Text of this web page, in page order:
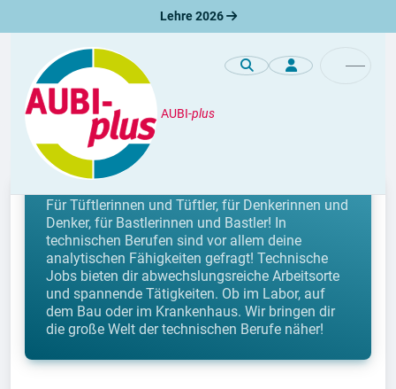
Lehre 2026
AUBI-plus
Lehrberufe
Technische Lehrberufe
Für Tüftlerinnen und Tüftler, für Denkerinnen und
Denker, für Bastlerinnen und Bastler! In
technischen Berufen sind vor allem deine
analytischen Fähigkeiten gefragt! Technische
Jobs bieten dir abwechslungsreiche Arbeitsorte
und spannende Tätigkeiten. Ob im Labor, auf
dem Bau oder im Krankenhaus. Wir bringen dir
die große Welt der technischen Berufe näher!